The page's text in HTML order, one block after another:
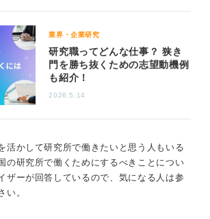
業界・企業研究
研究職ってどんな仕事？ 狭き
門を勝ち抜くための志望動機例
も紹介！
2026.5.14
活かして研究所で働きたいと思う人もいる
の研究所で働くためにするべきことについ
ザーが回答しているので、気になる人は参
い。